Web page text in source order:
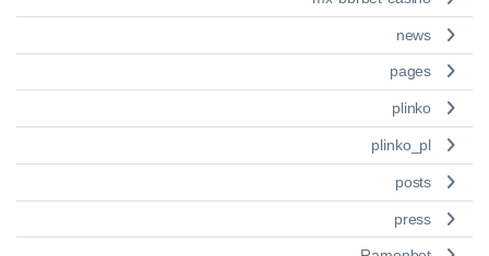
news
pages
plinko
plinko_pl
posts
press